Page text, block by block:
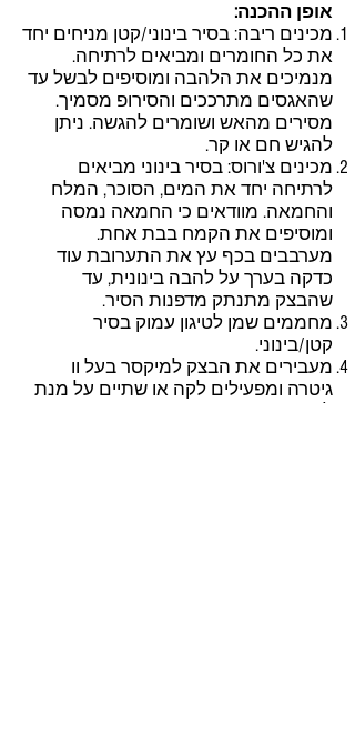
אופן ההכנה:
מכינים ריבה: בסיר בינוני/קטן מניחים יחד
את כל החומרים ומביאים לרתיחה.
מנמיכים את הלהבה ומוסיפים לבשל עד
שהאגסים מתרככים והסירופ מסמיך.
מסירים מהאש ושומרים להגשה. ניתן
להגיש חם או קר.
מכינים צ'ורוס: בסיר בינוני מביאים
לרתיחה יחד את המים, הסוכר, המלח
והחמאה. מוודאים כי החמאה נמסה
ומוסיפים את הקמח בבת אחת.
מערבבים בכף עץ את התערובת עוד
כדקה בערך על להבה בינונית, עד
שהבצק מתנתק מדפנות הסיר.
מחממים שמן לטיגון עמוק בסיר
קטן/בינוני.
מעבירים את הבצק למיקסר בעל וו
גיטרה ומפעילים לקה או שתיים על מנת